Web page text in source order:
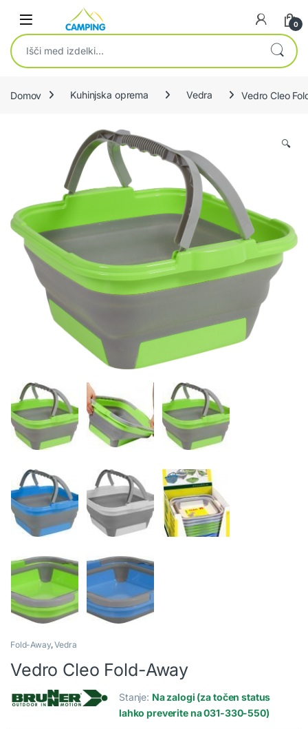
0
Išči:
Domov Kuhinjska oprema Vedra Vedro Cleo
🔍
Fold-Away,Vedra
Vedro Cleo Fold-Away
Stanje: Na zalogi (za točen status
lahko preverite na 031-330-550)